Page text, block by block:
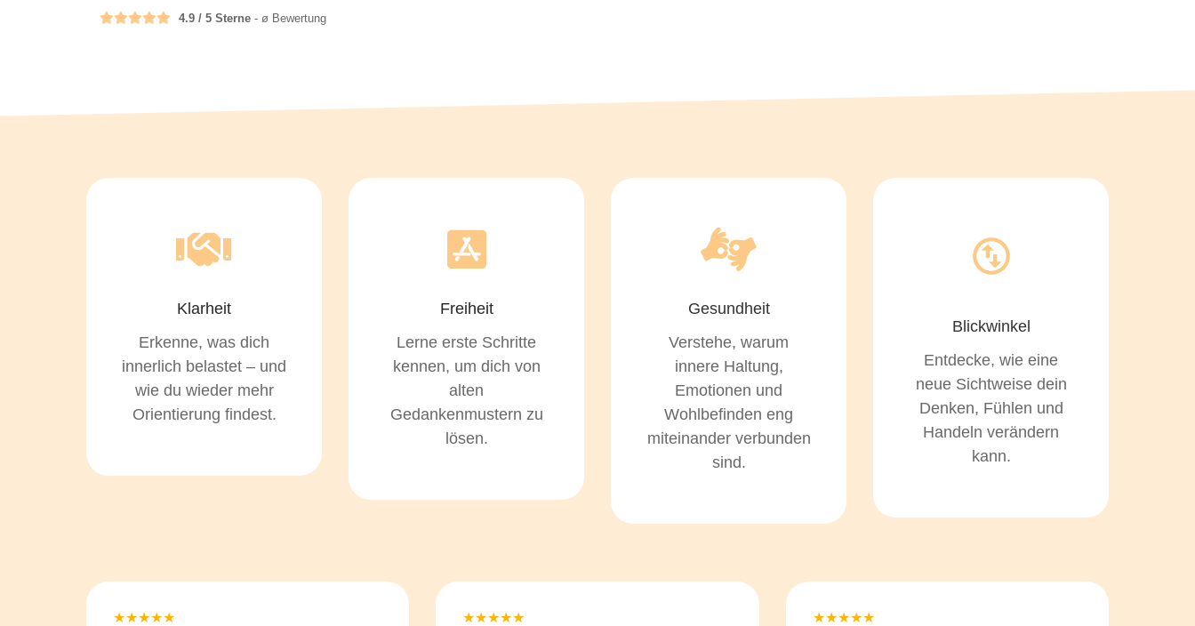
4.9 / 5 Sterne - ø Bewertung
Klarheit
Erkenne, was dich
innerlich belastet – und
wie du wieder mehr
Orientierung findest.
Freiheit
Lerne erste Schritte
kennen, um dich von
alten
Gedankenmustern zu
lösen.
Gesundheit
Verstehe, warum
innere Haltung,
Emotionen und
Wohlbefinden eng
miteinander verbunden
sind.
Blickwinkel
Entdecke, wie eine
neue Sichtweise dein
Denken, Fühlen und
Handeln verändern
kann.
★★★★★ ★★★★★ ★★★★★